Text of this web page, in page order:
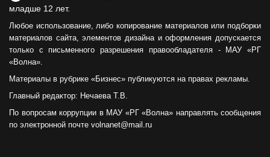
младше 12 лет.
Любое использование, либо копирование материалов или подборки
материалов сайта, элементов дизайна и оформления допускается
только с письменного разрешения правообладателя - МАУ «РГ
«Волна».
Материалы в рубрике «Бизнес» публикуются на правах рекламы.
Главный редактор: Нечаева Т.В.
По вопросам коррупции в МАУ «РГ «Волна» направлять сообщения
по электронной почте volnanet@mail.ru